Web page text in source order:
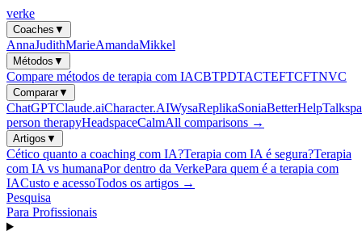
verke
Coaches ▼
AnnaJudithMarieAmandaMikkel
Métodos ▼
Compare métodos de terapia com IACBTPDTACTEFTCFTNVC
Comparar▼
ChatGPTClaude.aiCharacter.AIWysaReplikaSoniaBetterHelp
person therapyHeadspaceCalmAll comparisons →
Artigos ▼
Cético quanto a coaching com IA?Terapia com IA é segura?Terapia
com IA vs humanaPor dentro da VerkePara quem é a terapia com
IACusto e acessoTodos os artigos →
Pesquisa
Para Profissionais